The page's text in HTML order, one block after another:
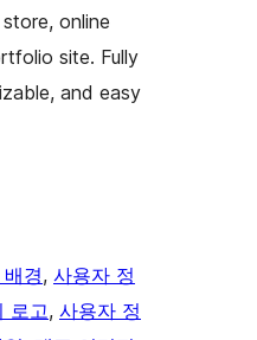
online
site. Fully
and easy
경, 사용자 정
로고, 사용자 정